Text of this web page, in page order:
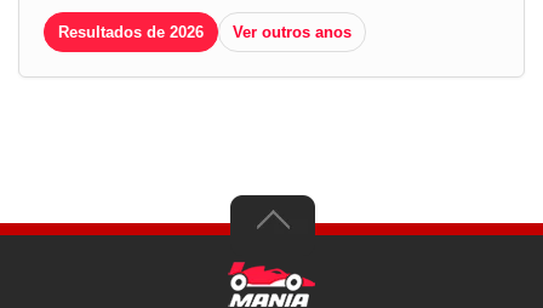
Resultados de 2026 Ver outros anos